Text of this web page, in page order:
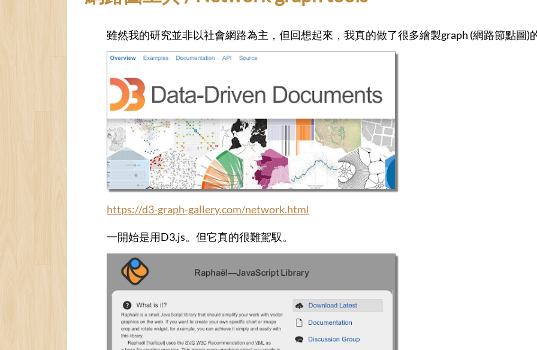
雖然我的研究並非以社會網路為主，但回想起來，我真的做了很多繪製graph (網路節點圖)
https://d3-graph-gallery.com/network.html
一開始是用D3.js。但它真的很難駕馭。